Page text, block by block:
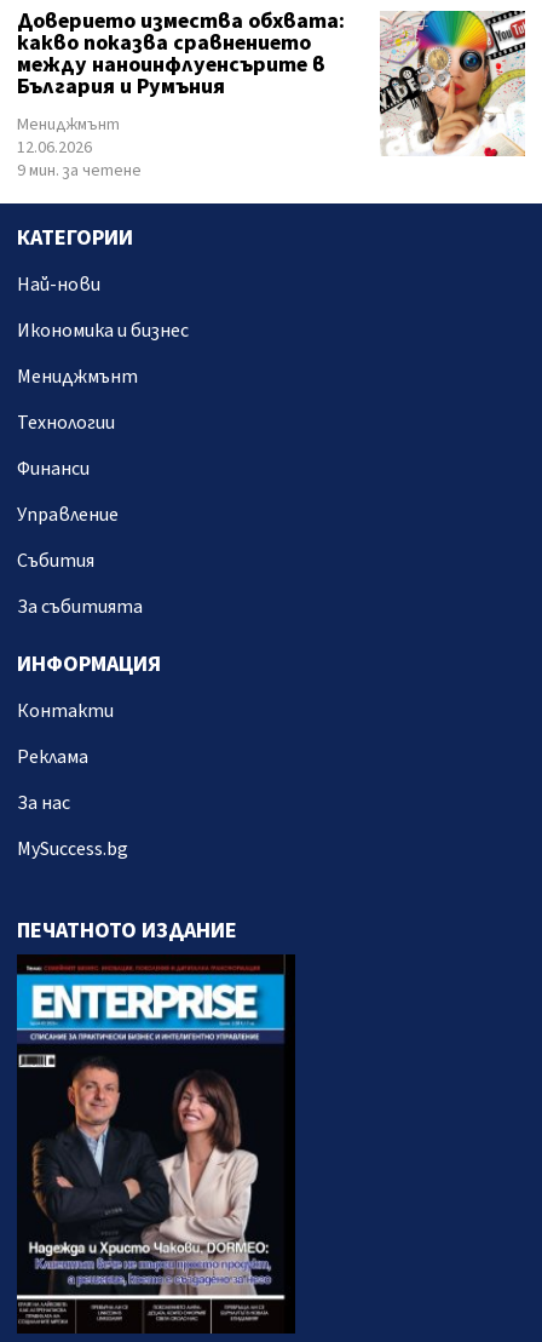
Доверието измества обхвата:
какво показва сравнението
между наноинфлуенсърите в
България и Румъния
Мениджмънт
12.06.2026
9 мин. за четене
КАТЕГОРИИ
Най-нови
Икономика и бизнес
Мениджмънт
Технологии
Финанси
Управление
Събития
За събитията
ИНФОРМАЦИЯ
Контакти
Реклама
За нас
MySuccess.bg
ПЕЧАТНОТО ИЗДАНИЕ